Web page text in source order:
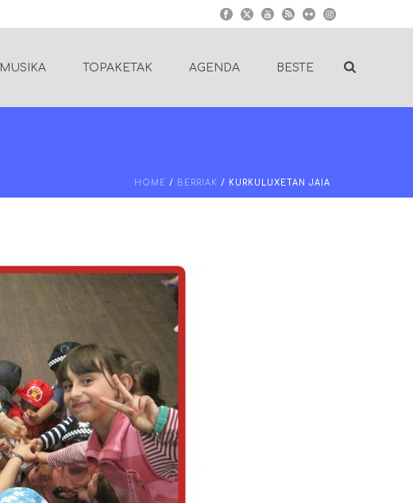
MUSIKA TOPAKETAK AGENDA BESTE
HOME / BERRIAK / KURKULUXETAN JAIA